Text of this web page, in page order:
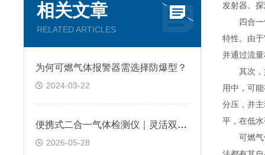
相关文章
RELATED ARTICLES
为何可燃气体报警器需选择防爆型？
2024-03-22
便携式二合一气体检测仪｜灵活双气检测，让工业安全巡检更可靠
2026-05-28
发射器。
四合一气
特性。由
并通过流
其次，如
用中，可
分压，并
平，在低
可燃气体